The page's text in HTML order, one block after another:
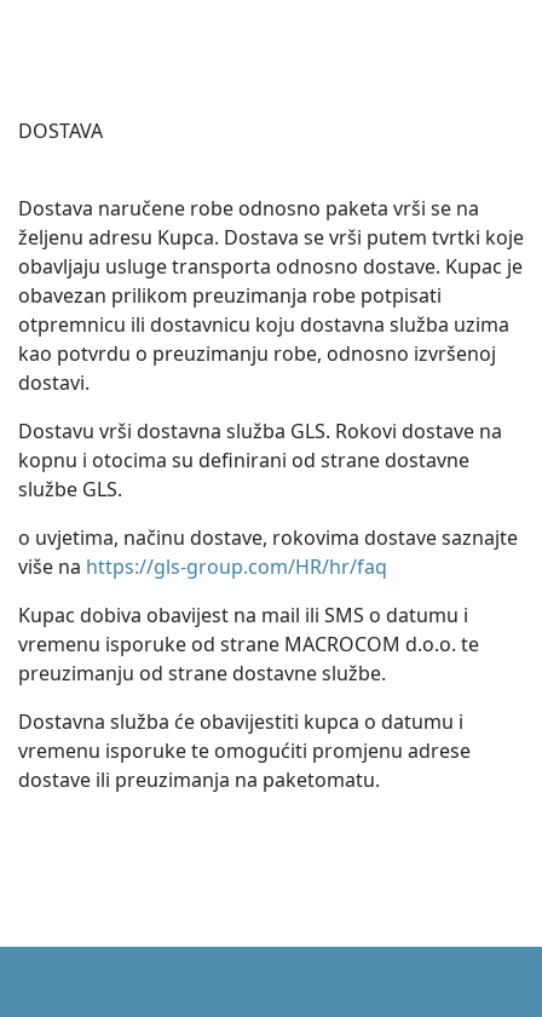
DOSTAVA
Dostava naručene robe odnosno paketa vrši se na
željenu adresu Kupca. Dostava se vrši putem tvrtki koje
obavljaju usluge transporta odnosno dostave. Kupac je
obavezan prilikom preuzimanja robe potpisati
otpremnicu ili dostavnicu koju dostavna služba uzima
kao potvrdu o preuzimanju robe, odnosno izvršenoj
dostavi.
Dostavu vrši dostavna služba GLS. Rokovi dostave na
kopnu i otocima su definirani od strane dostavne
službe GLS.
o uvjetima, načinu dostave, rokovima dostave saznajte
više na https://gls-group.com/HR/hr/faq
Kupac dobiva obavijest na mail ili SMS o datumu i
vremenu isporuke od strane MACROCOM d.o.o. te
preuzimanju od strane dostavne službe.
Dostavna služba će obavijestiti kupca o datumu i
vremenu isporuke te omogućiti promjenu adrese
dostave ili preuzimanja na paketomatu.